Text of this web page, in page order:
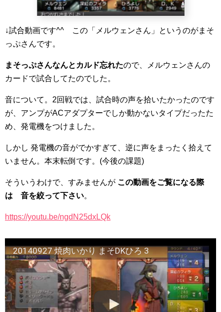
↓試合動画です^^ この「メルウェンさん」というのがまそ
っぷさんです。
まそっぷさんなんとカルド忘れたので、メルウェンさんの
カードで試合してたのでした。
音について。2回戦では、試合時の声を拾いたかったのです
が、アンプがACアダプターでしか動かないタイプだったた
め、発電機をつけました。
しかし 発電機の音がでかすぎて、逆に声をまったく拾えて
いません。本末転倒です。(今後の課題)
そういうわけで、すみませんが この動画をご覧になる際
は 音を絞って下さい。
https://youtu.be/ngdN25dxLQk
20140927 焼肉いかり まそDKひろ 3